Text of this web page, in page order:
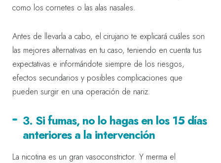
como los cornetes o las alas nasales.
Antes de llevarla a cabo, el cirujano te explicará cuáles son
las mejores alternativas en tu caso, teniendo en cuenta tus
expectativas e informándote siempre de los riesgos,
efectos secundarios y posibles complicaciones que
pueden surgir en una operación de nariz.
3. Si fumas, no lo hagas en los 15 días
anteriores a la intervención
La nicotina es un gran vasoconstrictor. Y merma el